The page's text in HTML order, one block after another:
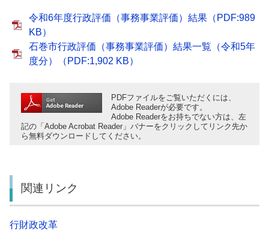
令和6年度行政評価（事務事業評価）結果（PDF:989
KB）
石巻市行政評価（事務事業評価）結果一覧（令和5年
度分）（PDF:1,902 KB）
PDFファイルをご覧いただくには、
Adobe Readerが必要です。
Adobe Readerをお持ちでない方は、左
記の「Adobe Acrobat Reader」バナーをクリックしてリンク先か
ら無料ダウンロードしてください。
関連リンク
行財政改革